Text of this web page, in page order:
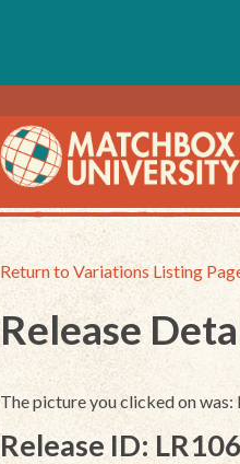
Return to Variations Listing
Release
The picture you clicked on
Release ID: